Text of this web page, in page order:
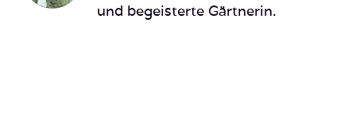
und begeisterte Gärtnerin.